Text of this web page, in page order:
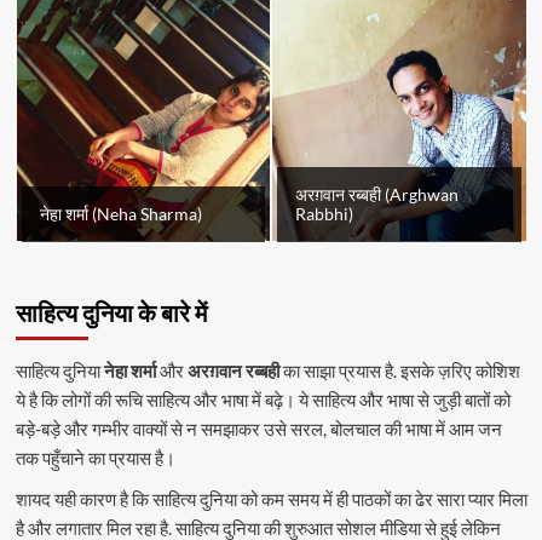
नेहा शर्मा (Neha Sharma)
अरग़वान रब्बही (Arghwan
Rabbhi)
साहित्य दुनिया के बारे में
साहित्य दुनियानेहा शर्माऔरअरग़वान रब्बहीका साझा प्रयास है. इसके ज़रिए कोशिश
ये है कि लोगों की रूचि साहित्य और भाषा में बढ़े। ये साहित्य और भाषा से जुड़ी बातों को
बड़े-बड़े और गम्भीर वाक्यों से न समझाकर उसे सरल, बोलचाल की भाषा में आम जन
तक पहुँचाने का प्रयास है।
शायद यही कारण है कि साहित्य दुनिया को कम समय में ही पाठकों का ढेर सारा प्यार मिला
है और लगातार मिल रहा है. साहित्य दुनिया की शुरुआत सोशल मीडिया से हुई लेकिन